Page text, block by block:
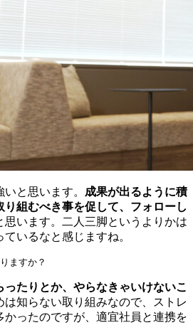
と思います。 成果が出るように積
組むべき事を促して、フォローし
思います。二人三脚というよりかは
ているなと感じますね。
ますか？
たりとか、やらなきゃいけないこ
は知らない取り組みなので、ストレ
かったのですが、適宜社員と連携を